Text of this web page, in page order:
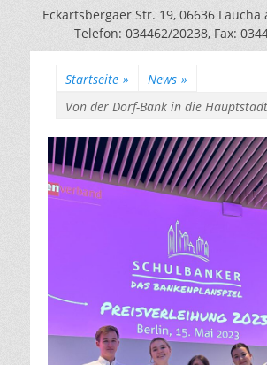
Eckartsbergaer Str. 19, 06636
Telefon: 034462/20238, Fax:
Startseite » News »
Von der Dorf-Bank in die Hauptstadt